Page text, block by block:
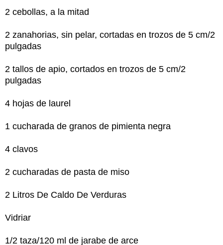
2 cebollas, a la mitad
2 zanahorias, sin pelar, cortadas en trozos de 5 cm/2
pulgadas
2 tallos de apio, cortados en trozos de 5 cm/2
pulgadas
4 hojas de laurel
1 cucharada de granos de pimienta negra
4 clavos
2 cucharadas de pasta de miso
2 Litros De Caldo De Verduras
Vidriar
1/2 taza/120 ml de jarabe de arce